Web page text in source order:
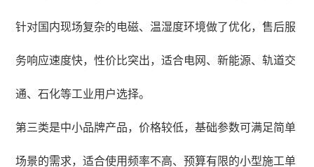
针对国内现场复杂的电磁、温湿度环境做了优化，售后服
务响应速度快，性价比突出，适合电网、新能源、轨道交
通、石化等工业用户选择。
第三类是中小品牌产品，价格较低，基础参数可满足简单
场景的需求，适合使用频率不高、预算有限的小型施工单